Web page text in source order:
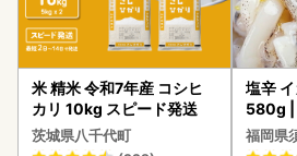
米 精米 令和7年産 コシヒ
カリ 10kg スピード発送
茨城県八千代町
塩辛
580g |
福岡県